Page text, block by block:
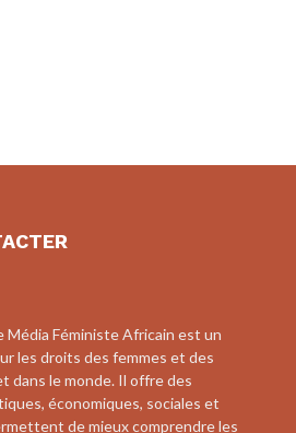
Média Féministe Africain est un
les droits des femmes et des
dans le monde. Il offre des
économiques, sociales et
de mieux comprendre les